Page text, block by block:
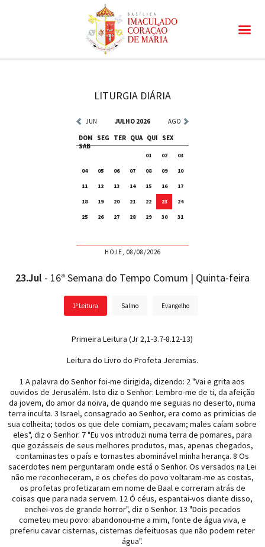
LITURGIA DIÁRIA
JUN JULHO 2026
AGO
DOM
SEG TER QUA QUI
SEX
SAB
01 02
03
04
05 06 07 08 09
10
11
12 13 14 15 16
17
18
19 20 21 22 23
24
25
26 27 28 29 30 31
HOJE, 08/08/2026
23.Jul - 16ª Semana do Tempo Comum | Quinta-feira
1ª Leitura Salmo Evangelho
Primeira Leitura (Jr 2,1-3.7-8.12-13)
Leitura do Livro do Profeta Jeremias.
1 A palavra do Senhor foi-me dirigida, dizendo: 2 "Vai e grita aos
ouvidos de Jerusalém. Isto diz o Senhor: Lembro-me de ti, da afeição
da jovem, do amor da noiva, de quando me seguias no deserto, numa
terra inculta. 3 Israel, consagrado ao Senhor, era como as primícias de
sua colheita; todos os que dele comiam, pecavam; males caíam sobre
eles", diz o Senhor. 7 "Eu vos introduzi numa terra de pomares, para
que gozásseis de seus melhores produtos, mas, apenas chegados,
contaminastes o país e tornastes abominável minha herança. 8 Os
sacerdotes nem perguntaram onde está o Senhor. Os versados na Lei
não me reconheceram, e os chefes do povo voltaram-me as costas,
os profetas profetizaram em nome de Baal e correram atrás de
coisas que para nada servem. 12 Ó céus, espantai-vos diante disso,
enchei-vos de grande horror", diz o Senhor. 13 "Dois pecados
cometeu meu povo: abandonou-me a mim, fonte de água viva, e
preferiu cavar cisternas, cisternas defeituosas que não podem reter
água".